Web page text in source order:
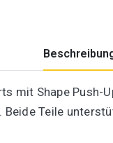
mit Shape
Teile